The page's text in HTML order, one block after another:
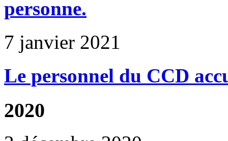
personne.
7 janvier 2021
Le personnel du CCD
2020